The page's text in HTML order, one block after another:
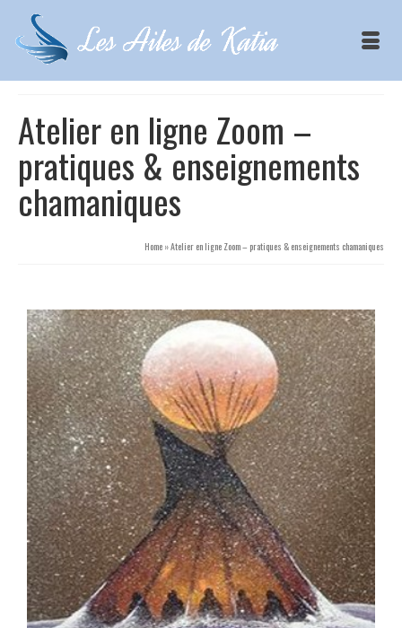
Atelier en ligne Zoom –
pratiques & enseignements
chamaniques
Home »Atelier en ligne Zoom – pratiques & enseignements chamaniques